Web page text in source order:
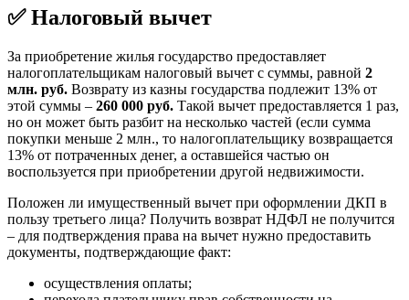
✅ Налоговый вычет
За приобретение жилья государство предоставляет
налогоплательщикам налоговый вычет с суммы, равной 2
млн. руб. Возврату из казны государства подлежит 13% от
этой суммы – 260 000 руб. Такой вычет предоставляется 1 раз,
но он может быть разбит на несколько частей (если сумма
покупки меньше 2 млн., то налогоплательщику возвращается
13% от потраченных денег, а оставшейся частью он
воспользуется при приобретении другой недвижимости.
Положен ли имущественный вычет при оформлении ДКП в
пользу третьего лица? Получить возврат НДФЛ не получится
– для подтверждения права на вычет нужно предоставить
документы, подтверждающие факт:
осуществления оплаты;